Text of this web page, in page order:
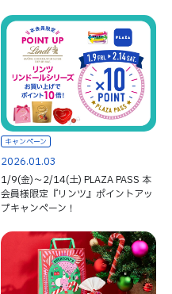
キャンペーン
2026.01.03
1/9(金)～2/14(土) PLAZA PASS 本
会員様限定『リンツ』ポイントアッ
プキャンペーン！